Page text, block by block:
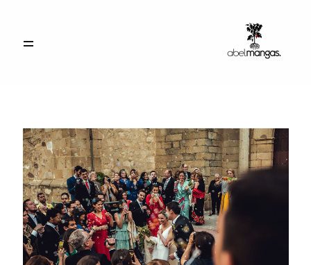
PORTFOLIO
CONTACTO
ACCESO CLIENTES